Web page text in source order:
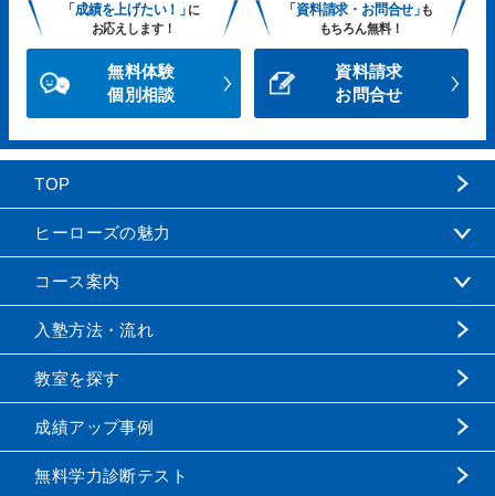
「成績を上げたい！」に
お応えします！
無料体験
個別相談
「資料請求・お問合せ」も
もちろん無料！
資料請求
お問合せ
TOP
ヒーローズの魅力
コース案内
入塾方法・流れ
教室を探す
成績アップ事例
無料学力診断テスト